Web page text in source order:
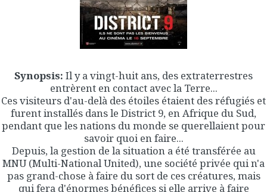
Synopsis: Il y a vingt-huit ans, des extraterrestres
entrèrent en contact avec la Terre...
Ces visiteurs d'au-delà des étoiles étaient des réfugiés et
furent installés dans le District 9, en Afrique du Sud,
pendant que les nations du monde se querellaient pour
savoir quoi en faire...
Depuis, la gestion de la situation a été transférée au
MNU (Multi-National United), une société privée qui n'a
pas grand-chose à faire du sort de ces créatures, mais
qui fera d'énormes bénéfices si elle arrive à faire